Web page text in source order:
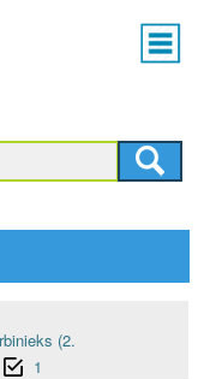
Main
menu
(2.
1